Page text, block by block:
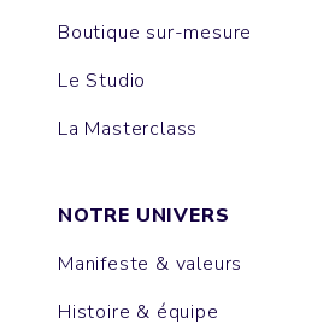
Boutique sur-mesure
Le Studio
La Masterclass
NOTRE UNIVERS
Manifeste & valeurs
Histoire & équipe